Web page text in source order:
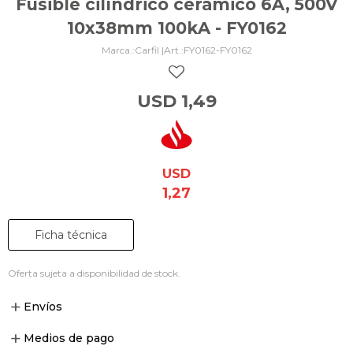
Fusible cilíndrico cerámico 6A, 500V
10x38mm 100kA - FY0162
Carfil | FY0162-FY0162
USD 1,49
USD
1,27
Ficha técnica
Oferta sujeta a disponibilidad de stock.
Envíos
Medios de pago